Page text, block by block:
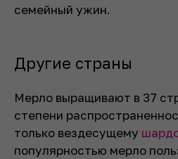
семейный ужин.
Другие страны
Мерло выращивают в 37
степени
только вездесущему
популярностью мерло